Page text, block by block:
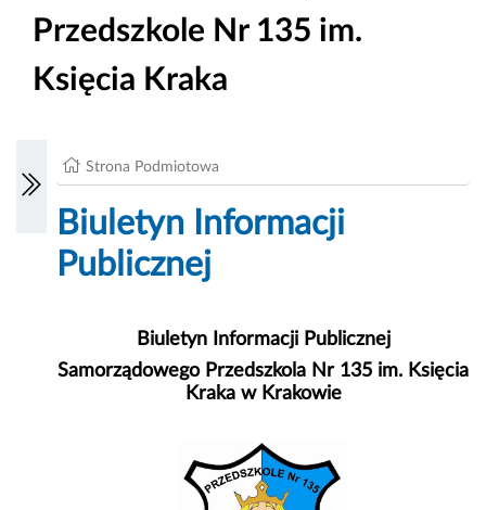
Przedszkole Nr 135 im.
Księcia Kraka
Strona Podmiotowa
Biuletyn Informacji
Publicznej
Biuletyn Informacji Publicznej
Samorządowego Przedszkola Nr 135 im. Księcia
Kraka w Krakowie